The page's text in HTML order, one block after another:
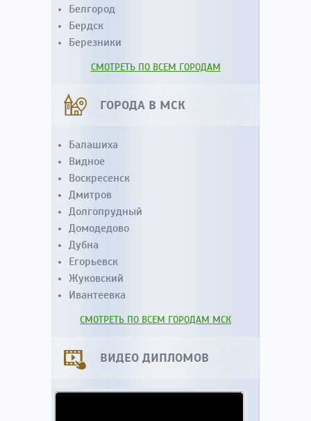
Белгород
Бердск
Березники
СМОТРЕТЬ ПО ВСЕМ ГОРОДАМ
ГОРОДА В МСК
Балашиха
Видное
Воскресенск
Дмитров
Долгопрудный
Домодедово
Дубна
Егорьевск
Жуковский
Ивантеевка
СМОТРЕТЬ ПО ВСЕМ ГОРОДАМ МСК
ВИДЕО ДИПЛОМОВ